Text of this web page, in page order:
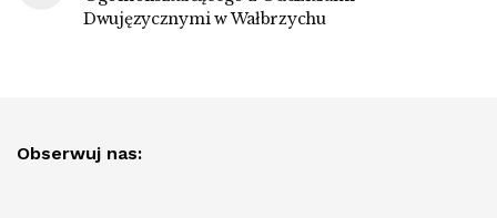
Dwujęzycznymi w Wałbrzychu
Obserwuj nas: